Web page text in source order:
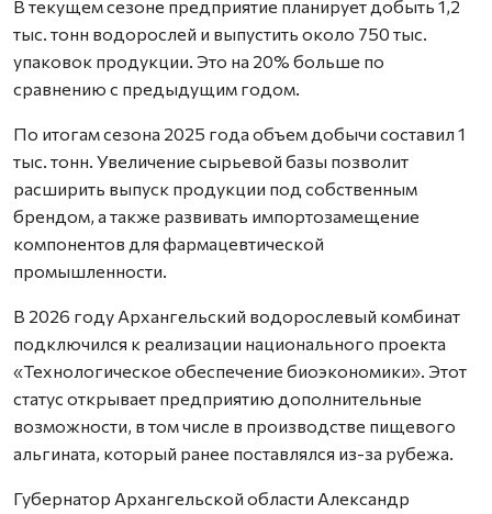
В текущем сезоне предприятие планирует добыть 1,2
тыс. тонн водорослей и выпустить около 750 тыс.
упаковок продукции. Это на 20% больше по
сравнению с предыдущим годом.
По итогам сезона 2025 года объем добычи составил 1
тыс. тонн. Увеличение сырьевой базы позволит
расширить выпуск продукции под собственным
брендом, а также развивать импортозамещение
компонентов для фармацевтической
промышленности.
В 2026 году Архангельский водорослевый комбинат
подключился к реализации национального проекта
«Технологическое обеспечение биоэкономики». Этот
статус открывает предприятию дополнительные
возможности, в том числе в производстве пищевого
альгината, который ранее поставлялся из-за рубежа.
Губернатор Архангельской области Александр